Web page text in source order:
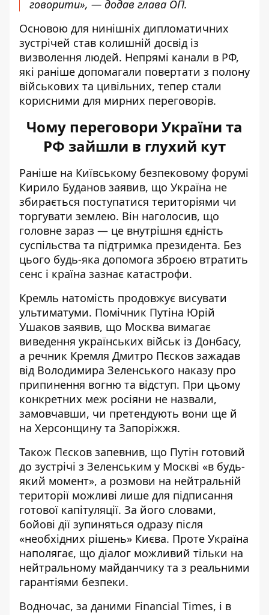
говорити», — додав глава ОП.
Основою для нинішніх дипломатичних
зустрічей став колишній досвід із
визволення людей. Непрямі канали в РФ,
які раніше допомагали повертати з полону
військових та цивільних, тепер стали
корисними для мирних переговорів.
Чому переговори України та
РФ зайшли в глухий кут
Раніше на Київському безпековому форумі
Кирило Буданов заявив, що Україна не
збирається поступатися територіями чи
торгувати землею. Він наголосив, що
головне зараз — це внутрішня єдність
суспільства та підтримка президента. Без
цього будь-яка допомога зброєю втратить
сенс і країна зазнає катастрофи.
Кремль натомість продовжує висувати
ультиматуми. Помічник Путіна Юрій
Ушаков заявив, що Москва вимагає
виведення українських військ із Донбасу,
а речник Кремля Дмитро Пєсков зажадав
від Володимира Зеленського наказу про
припинення вогню та відступ. При цьому
конкретних меж росіяни не назвали,
замовчавши, чи претендують вони ще й
на Херсонщину та Запоріжжя.
Також Пєсков запевнив, що Путін готовий
до зустрічі з Зеленським у Москві «в будь-
який момент», а розмови на нейтральній
території можливі лише для підписання
готової капітуляції. За його словами,
бойові дії зупиняться одразу після
«необхідних рішень» Києва. Проте Україна
наполягає, що діалог можливий тільки на
нейтральному майданчику та з реальними
гарантіями безпеки.
Водночас, за даними Financial Times, і в